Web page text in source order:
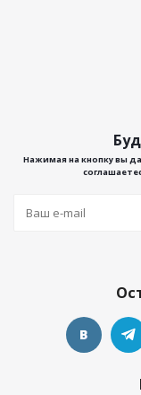
Нажимая на кнопку вы